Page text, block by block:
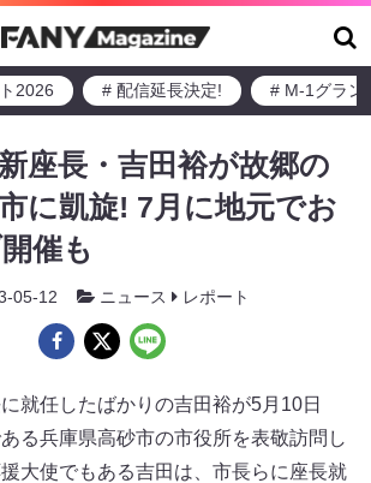
2026 # 配信延長決定! # M-1グラン
座長・吉田裕が故郷の
に凱旋! 7月に地元でお
催も
05-12 ニュース レポート
就任したばかりの吉田裕が5月10日
ある兵庫県高砂市の市役所を表敬訪問し
大使でもある吉田は、市長らに座長就